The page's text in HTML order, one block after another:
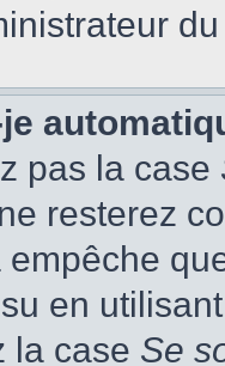
pas la case
resterez
en
la case Se